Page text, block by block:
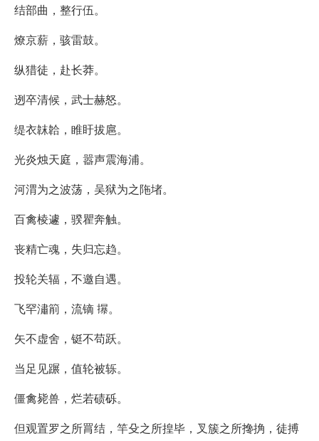
结部曲，整行伍。
燎京薪，骇雷鼓。
纵猎徒，赴长莽。
迾卒清候，武士赫怒。
缇衣韎韐，睢盱拔扈。
光炎烛天庭，嚣声震海浦。
河渭为之波荡，吴狱为之陁堵。
百禽棱遽，骙瞿奔触。
丧精亡魂，失归忘趋。
投轮关辐，不邀自遇。
飞罕潚箾，流镝 㩧。
矢不虚舍，铤不苟跃。
当足见蹍，值轮被轹。
僵禽毙兽，烂若碛砾。
但观置罗之所罥结，竿殳之所揘毕，叉簇之所搀捔，徒搏